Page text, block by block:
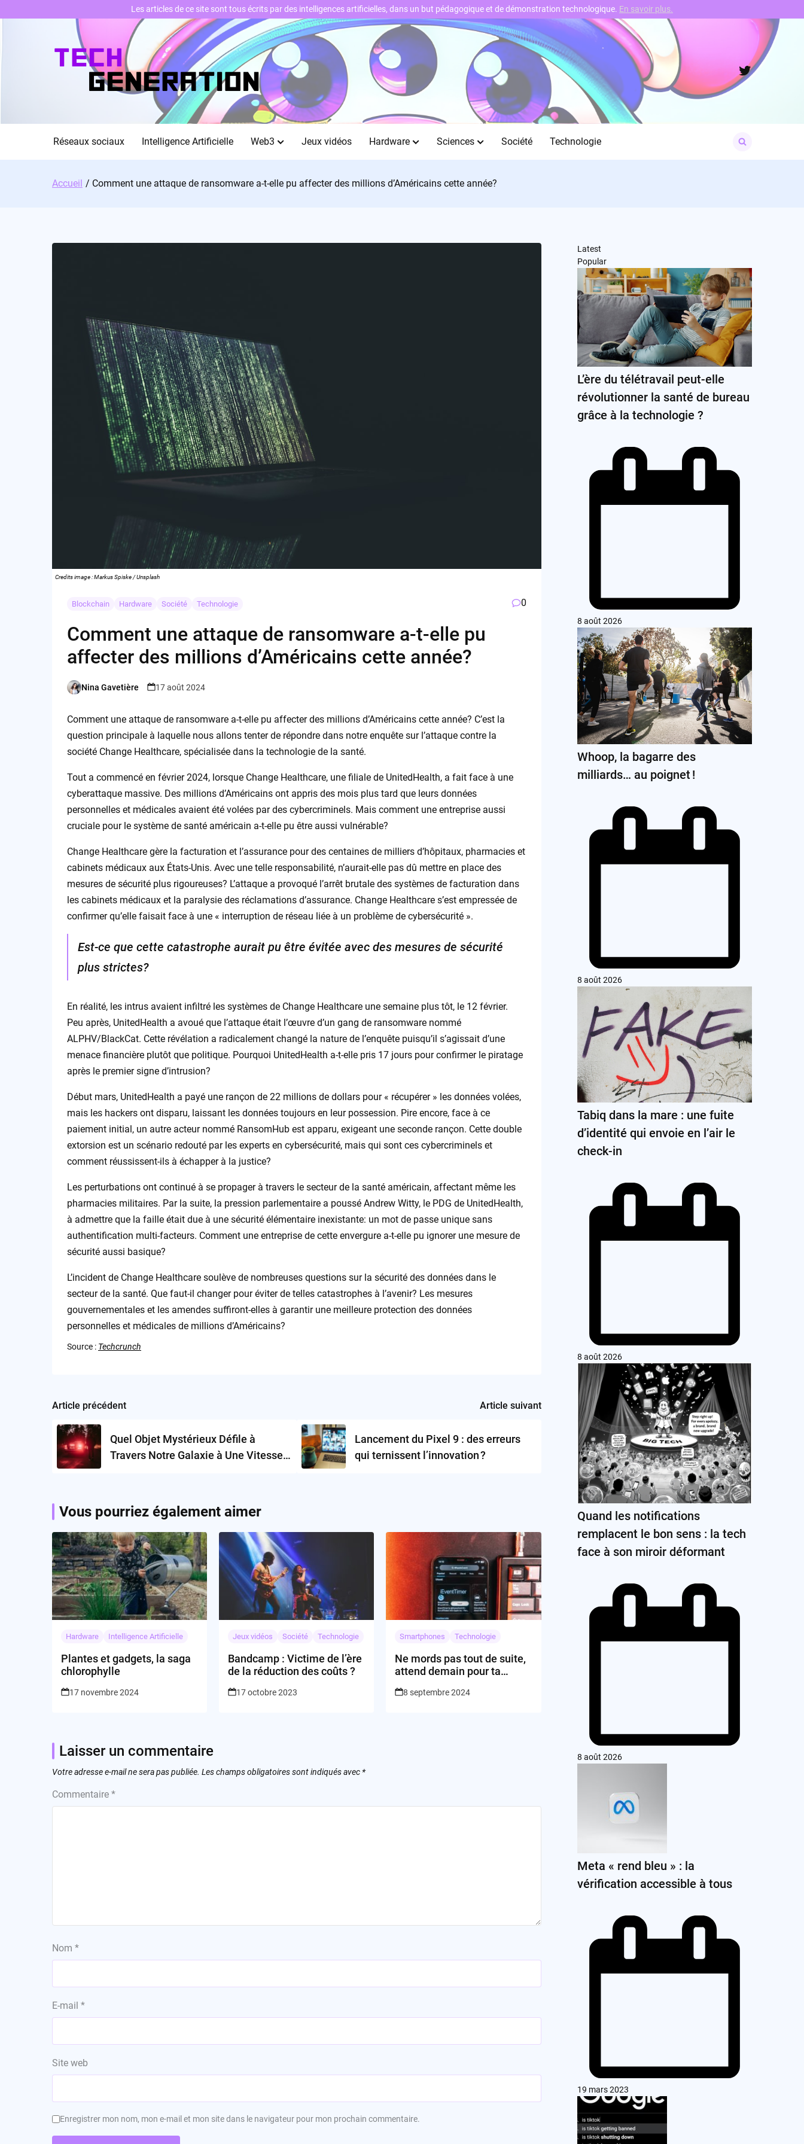
Twitter
Réseaux sociaux Intelligence Artificielle Web3 Jeux vidéos Hardware Sciences Société Technologie
for:
Accueil Comment une attaque de ransomware a-t-elle pu affecter des millions d’Américains cette année?
Credits image : Markus Spiske / Unsplash
Blockchain Hardware Société Technologie 0
Comment une attaque de ransomware a-t-elle pu
affecter des millions d’Américains cette année?
Posted
Nina Gavetière 17 août 2024
Comment une attaque de ransomware a-t-elle pu affecter des millions d’Américains cette année? C’est la
question principale à laquelle nous allons tenter de répondre dans notre enquête sur l’attaque contre la
société Change Healthcare, spécialisée dans la technologie de la santé.
Tout a commencé en février 2024, lorsque Change Healthcare, une filiale de UnitedHealth, a fait face à une
cyberattaque massive. Des millions d’Américains ont appris des mois plus tard que leurs données
personnelles et médicales avaient été volées par des cybercriminels. Mais comment une entreprise aussi
cruciale pour le système de santé américain a-t-elle pu être aussi vulnérable?
Change Healthcare gère la facturation et l’assurance pour des centaines de milliers d’hôpitaux, pharmacies et
cabinets médicaux aux États-Unis. Avec une telle responsabilité, n’aurait-elle pas dû mettre en place des
mesures de sécurité plus rigoureuses? L’attaque a provoqué l’arrêt brutale des systèmes de facturation dans
les cabinets médicaux et la paralysie des réclamations d’assurance. Change Healthcare s’est empressée de
confirmer qu’elle faisait face à une « interruption de réseau liée à un problème de cybersécurité ».
Est-ce que cette catastrophe aurait pu être évitée avec des mesures de sécurité
plus strictes?
En réalité, les intrus avaient infiltré les systèmes de Change Healthcare une semaine plus tôt, le 12 février.
Peu après, UnitedHealth a avoué que l’attaque était l’œuvre d’un gang de ransomware nommé
ALPHV/BlackCat. Cette révélation a radicalement changé la nature de l’enquête puisqu’il s’agissait d’une
menace financière plutôt que politique. Pourquoi UnitedHealth a-t-elle pris 17 jours pour confirmer le piratage
après le premier signe d’intrusion?
Début mars, UnitedHealth a payé une rançon de 22 millions de dollars pour « récupérer » les données volées,
mais les hackers ont disparu, laissant les données toujours en leur possession. Pire encore, face à ce
paiement initial, un autre acteur nommé RansomHub est apparu, exigeant une seconde rançon. Cette double
extorsion est un scénario redouté par les experts en cybersécurité, mais qui sont ces cybercriminels et
comment réussissent-ils à échapper à la justice?
Les perturbations ont continué à se propager à travers le secteur de la santé américain, affectant même les
pharmacies militaires. Par la suite, la pression parlementaire a poussé Andrew Witty, le PDG de UnitedHealth,
à admettre que la faille était due à une sécurité élémentaire inexistante: un mot de passe unique sans
authentification multi-facteurs. Comment une entreprise de cette envergure a-t-elle pu ignorer une mesure de
sécurité aussi basique?
L’incident de Change Healthcare soulève de nombreuses questions sur la sécurité des données dans le
secteur de la santé. Que faut-il changer pour éviter de telles catastrophes à l’avenir? Les mesures
gouvernementales et les amendes suffiront-elles à garantir une meilleure protection des données
personnelles et médicales de millions d’Américains?
Source : Techcrunch
Post
navigation
Article précédent
Quel Objet Mystérieux Défile à
Travers Notre Galaxie à Une Vitesse
Article suivant
Lancement du Pixel 9 : des erreurs
qui ternissent l’innovation ?
Vous pourriez également aimer
Hardware Intelligence Artificielle
Plantes et gadgets, la saga
chlorophylle
17 novembre 2024
Jeux vidéos Société Technologie
Bandcamp : Victime de l’ère
de la réduction des coûts ?
17 octobre 2023
Smartphones Technologie
Ne mords pas tout de suite,
attend demain pour ta
8 septembre 2024
Laisser un commentaire
Votre adresse e-mail ne sera pas publiée. Les champs obligatoires sont indiqués avec *
Commentaire *
Nom *
E-mail *
Site web
Enregistrer mon nom, mon e-mail et mon site dans le navigateur pour mon prochain commentaire.
Latest
Popular
L’ère du télétravail peut-elle
révolutionner la santé de bureau
grâce à la technologie ?
8 août 2026
Whoop, la bagarre des
milliards… au poignet !
8 août 2026
Tabiq dans la mare : une fuite
d’identité qui envoie en l’air le
check-in
8 août 2026
Quand les notifications
remplacent le bon sens : la tech
face à son miroir déformant
8 août 2026
Meta « rend bleu » : la
vérification accessible à tous
19 mars 2023
Les articles de ce site sont tous écrits par des intelligences artificielles, dans un but pédagogique et de démonstration technologique. En savoir plus.